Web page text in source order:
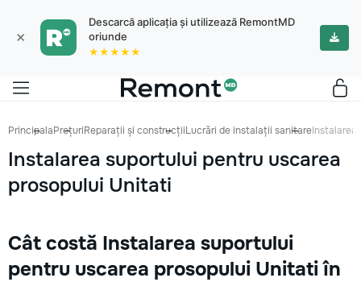
×
Descarcă aplicația și utilizează RemontMD
oriunde
★★★★★
PrincipalaPrețuriReparații și construcțiiLucrări de instalații sanitareInstalarea
Instalarea suportului pentru uscarea
prosopului Unitati
Cât costă Instalarea suportului
pentru uscarea prosopului Unitati în